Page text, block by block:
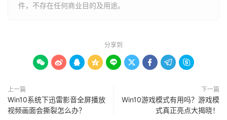
件，不存在任何商业目的及用途。
分享到
        
上一篇
Win10系统下迅雷影音全屏播放
视频画面会撕裂怎么办？
下一篇
Win10游戏模式有用吗？游戏模
式真正亮点大揭晓！